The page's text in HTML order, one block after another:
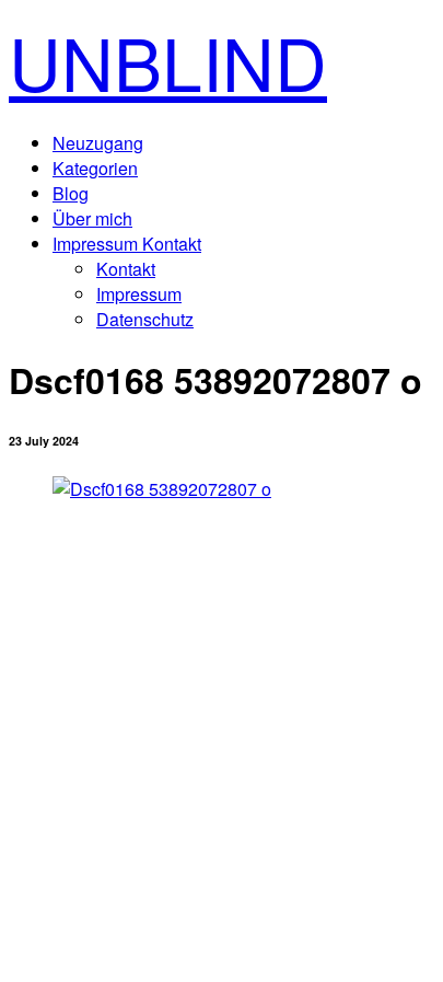
UNBLIND
Neuzugang
Kategorien
Blog
Über mich
Impressum Kontakt
Kontakt
Impressum
Datenschutz
Dscf0168 53892072807 o
23 July 2024